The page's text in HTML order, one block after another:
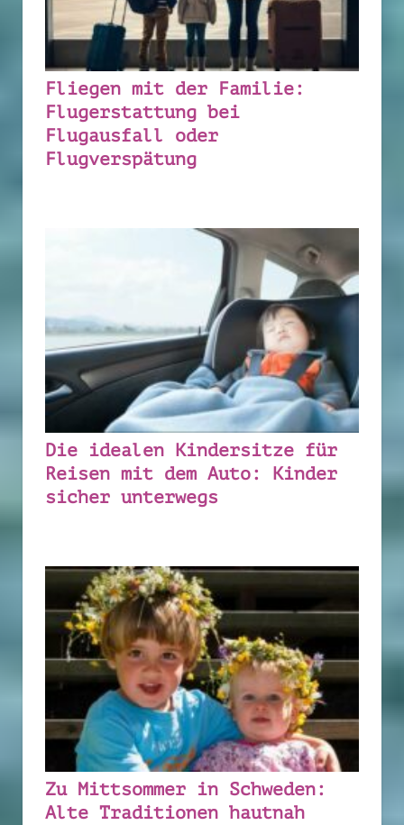
Fliegen mit der Familie:
Flugerstattung bei
Flugausfall oder
Flugverspätung
Die idealen Kindersitze für
Reisen mit dem Auto: Kinder
sicher unterwegs
Zu Mittsommer in Schweden:
Alte Traditionen hautnah